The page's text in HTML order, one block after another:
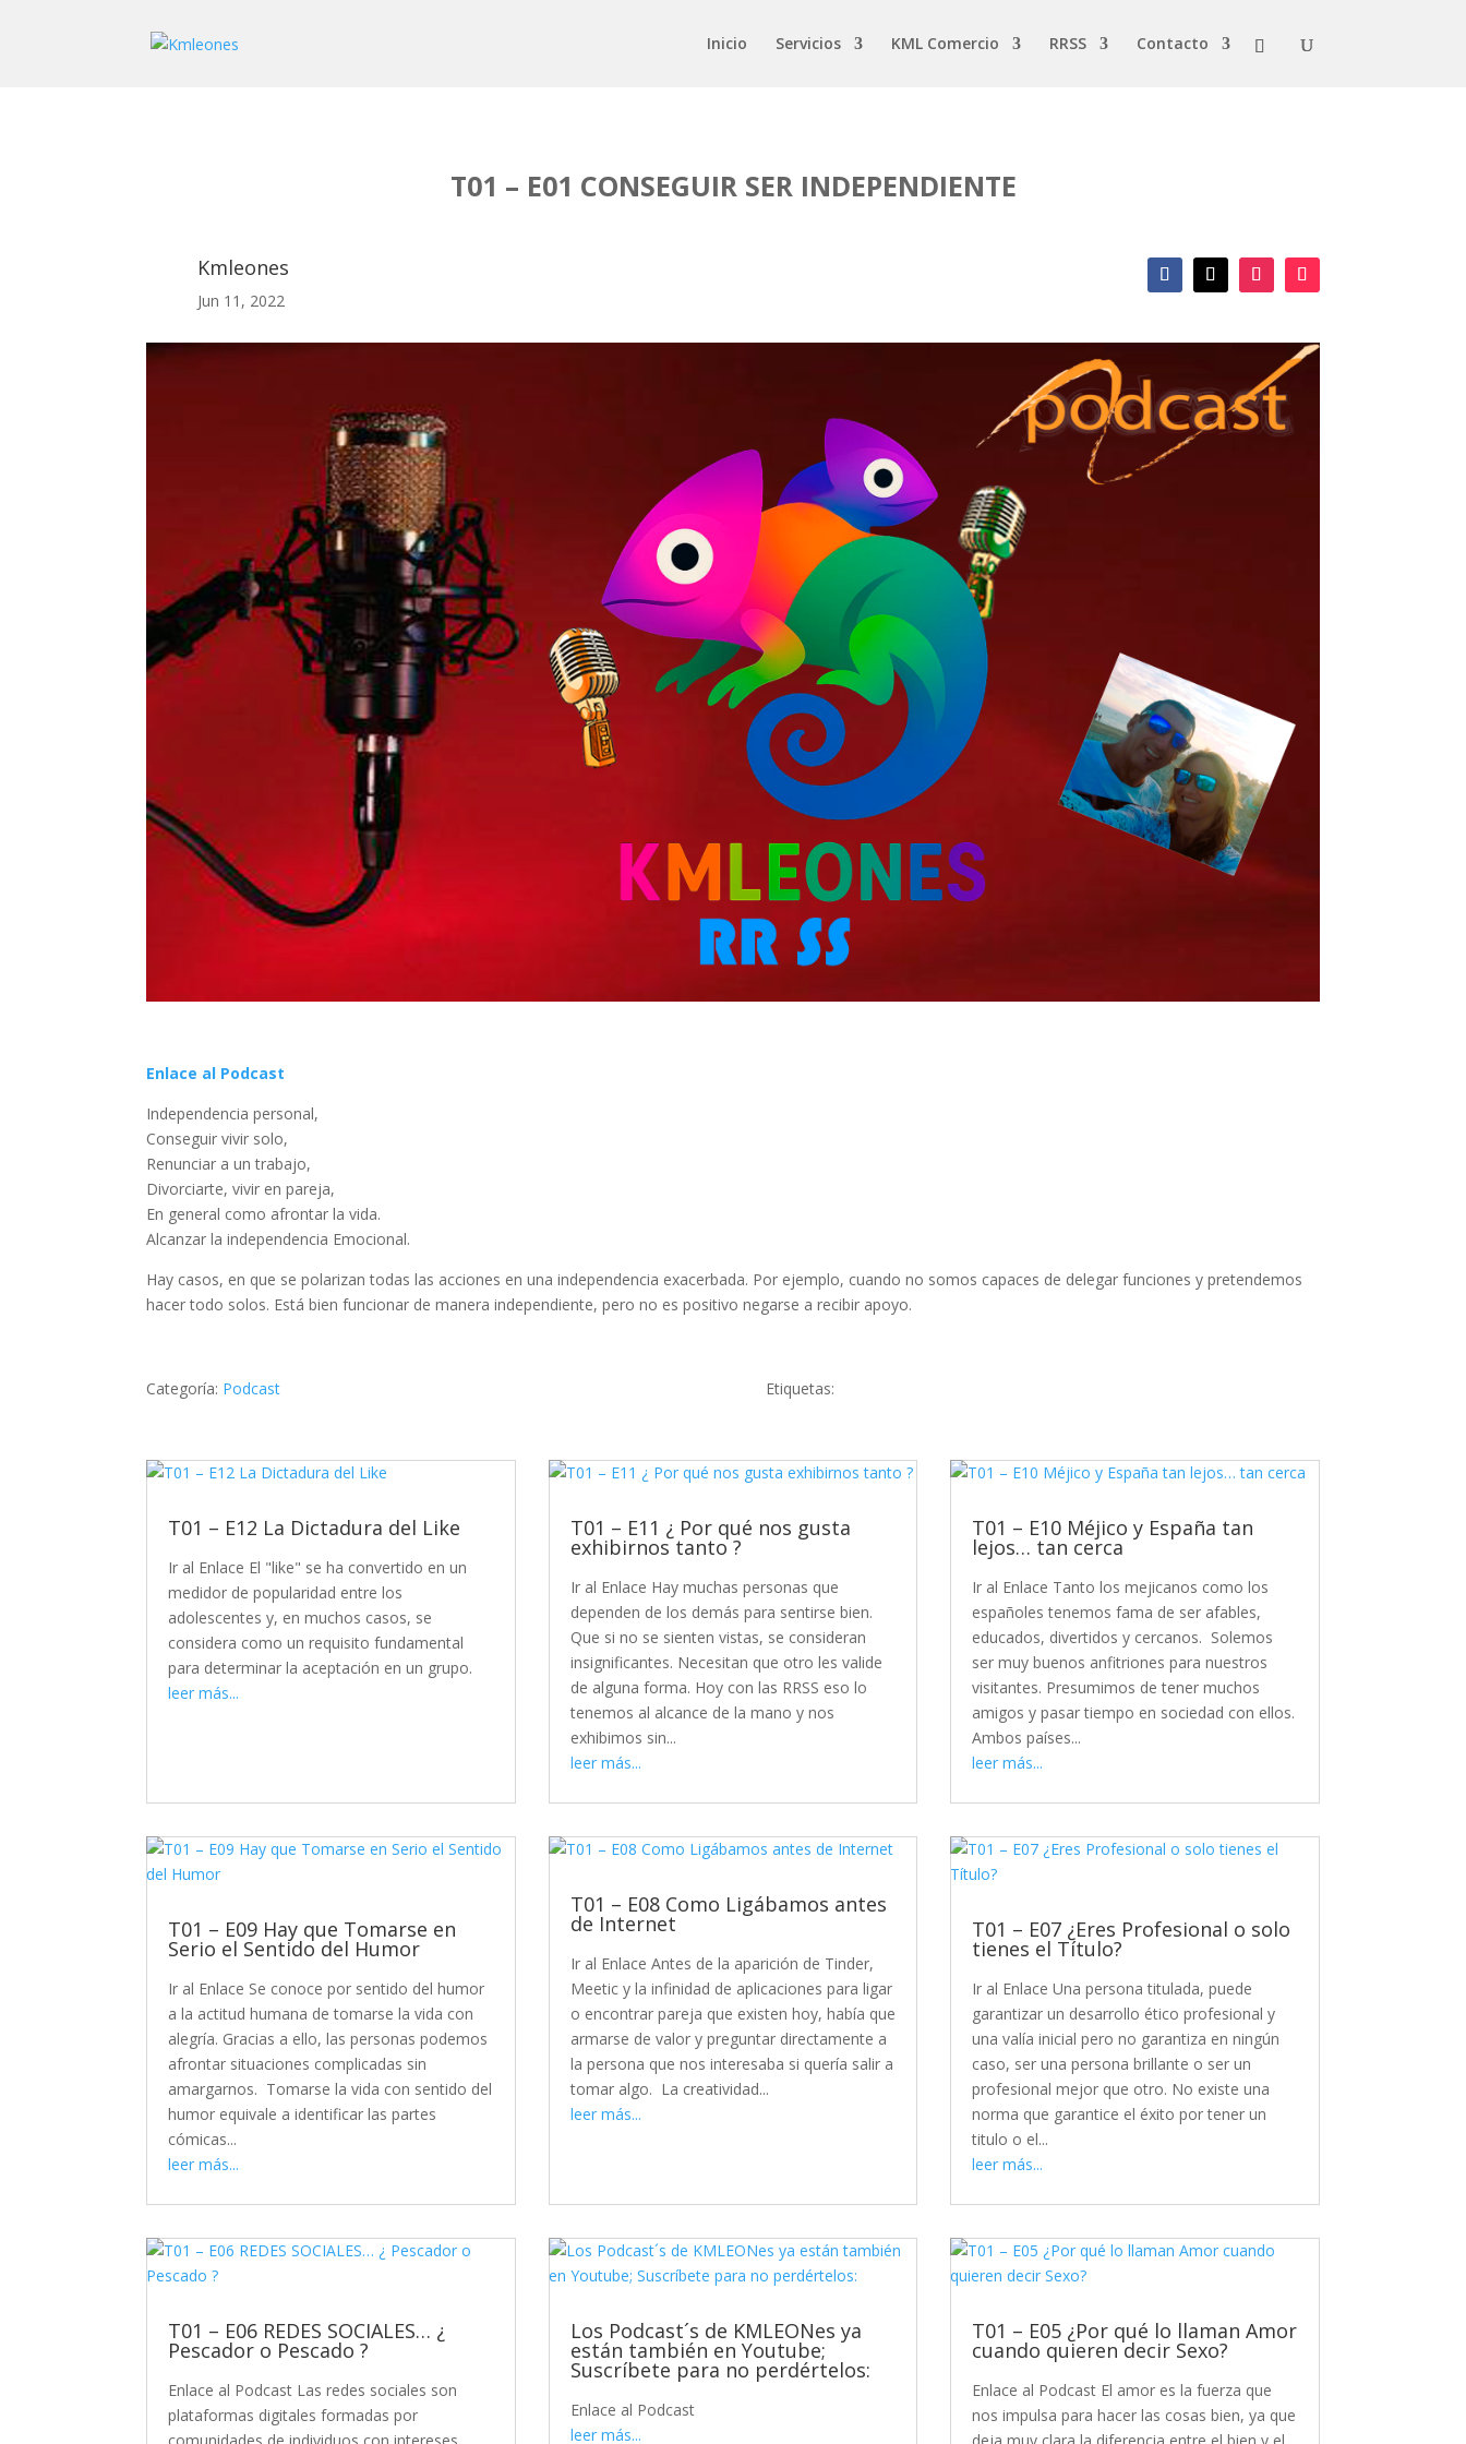
Inicio Servicios KML Comercio RRSS Contacto
T01 – E01 CONSEGUIR SER INDEPENDIENTE
Kmleones
Jun 11, 2022
Enlace al Podcast
Independencia personal,
Conseguir vivir solo,
Renunciar a un trabajo,
Divorciarte, vivir en pareja,
En general como afrontar la vida.
Alcanzar la independencia Emocional.
Hay casos, en que se polarizan todas las acciones en una independencia exacerbada. Por ejemplo, cuando no somos capaces de delegar funciones y pretendemos
hacer todo solos. Está bien funcionar de manera independiente, pero no es positivo negarse a recibir apoyo.
Categoría: Podcast Etiquetas:
T01 – E12 La Dictadura del Like
Ir al Enlace El "like" se ha convertido en un
medidor de popularidad entre los
adolescentes y, en muchos casos, se
considera como un requisito fundamental
para determinar la aceptación en un grupo.
leer más...
T01 – E11 ¿ Por qué nos gusta
exhibirnos tanto ?
Ir al Enlace Hay muchas personas que
dependen de los demás para sentirse bien.
Que si no se sienten vistas, se consideran
insignificantes. Necesitan que otro les valide
de alguna forma. Hoy con las RRSS eso lo
tenemos al alcance de la mano y nos
exhibimos sin...
leer más...
T01 – E10 Méjico y España tan
lejos… tan cerca
Ir al Enlace Tanto los mejicanos como los
españoles tenemos fama de ser afables,
educados, divertidos y cercanos. Solemos
ser muy buenos anfitriones para nuestros
visitantes. Presumimos de tener muchos
amigos y pasar tiempo en sociedad con ellos.
Ambos países...
leer más...
T01 – E09 Hay que Tomarse en
Serio el Sentido del Humor
Ir al Enlace Se conoce por sentido del humor
a la actitud humana de tomarse la vida con
alegría. Gracias a ello, las personas podemos
afrontar situaciones complicadas sin
amargarnos. Tomarse la vida con sentido del
humor equivale a identificar las partes
cómicas...
leer más...
T01 – E08 Como Ligábamos antes
de Internet
Ir al Enlace Antes de la aparición de Tinder,
Meetic y la infinidad de aplicaciones para ligar
o encontrar pareja que existen hoy, había que
armarse de valor y preguntar directamente a
la persona que nos interesaba si quería salir a
tomar algo. La creatividad...
leer más...
T01 – E07 ¿Eres Profesional o solo
tienes el Título?
Ir al Enlace Una persona titulada, puede
garantizar un desarrollo ético profesional y
una valía inicial pero no garantiza en ningún
caso, ser una persona brillante o ser un
profesional mejor que otro. No existe una
norma que garantice el éxito por tener un
titulo o el...
leer más...
T01 – E06 REDES SOCIALES… ¿
Pescador o Pescado ?
Enlace al Podcast Las redes sociales son
plataformas digitales formadas por
comunidades de individuos con intereses,
Los Podcast´s de KMLEONes ya
están también en Youtube;
Suscríbete para no perdértelos:
Enlace al Podcast
leer más...
T01 – E05 ¿Por qué lo llaman Amor
cuando quieren decir Sexo?
Enlace al Podcast El amor es la fuerza que
nos impulsa para hacer las cosas bien, ya que
deja muy clara la diferencia entre el bien y el